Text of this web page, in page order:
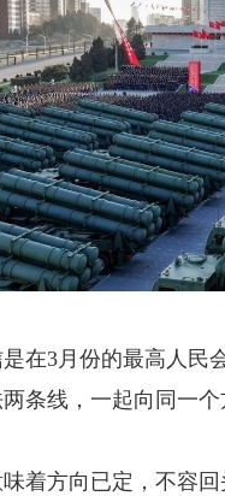
在3月份的最高人民
条线，一起向同一
着方向已定，不容